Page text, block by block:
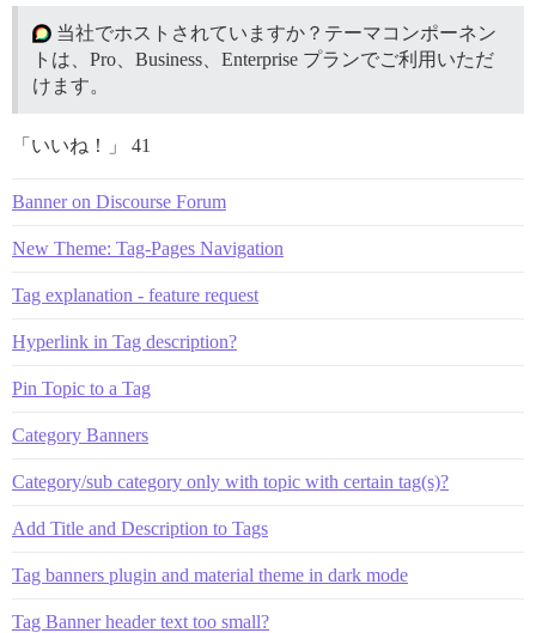
当社でホストされていますか？テーマコンポーネン
トは、Pro、Business、Enterprise プランでご利用いただ
けます。
「いいね！」 41
Banner on Discourse Forum
New Theme: Tag-Pages Navigation
Tag explanation - feature request
Hyperlink in Tag description?
Pin Topic to a Tag
Category Banners
Category/sub category only with topic with certain tag(s)?
Add Title and Description to Tags
Tag banners plugin and material theme in dark mode
Tag Banner header text too small?